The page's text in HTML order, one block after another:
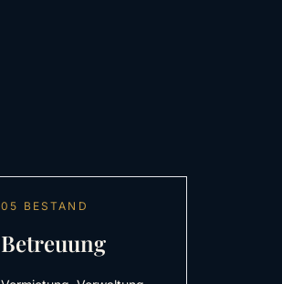
05 BESTAND
Betreuung